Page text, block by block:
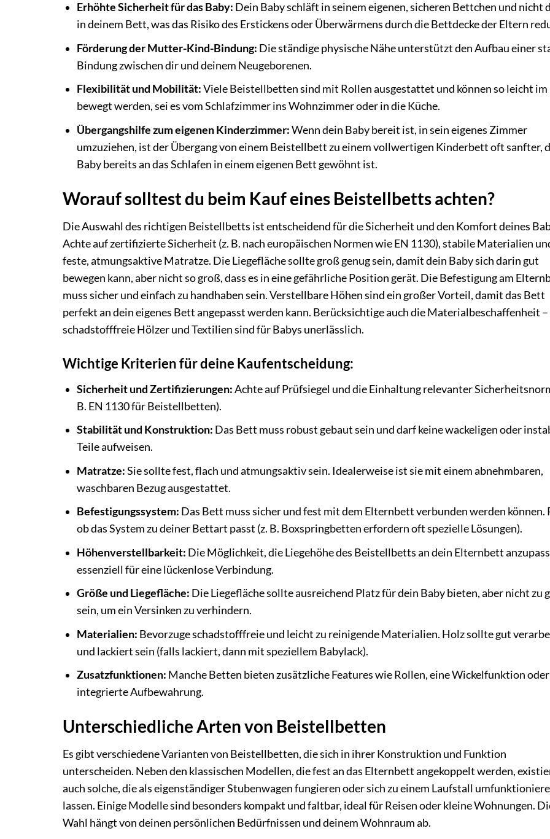
Erhöhte Sicherheit für das Baby: Dein Baby schläft in seinem eigenen, sicheren Bettchen und nicht
in deinem Bett, was das Risiko des Erstickens oder Überwärmens durch die Bettdecke der Eltern
Förderung der Mutter-Kind-Bindung: Die ständige physische Nähe unterstützt den Aufbau einer
Bindung zwischen dir und deinem Neugeborenen.
Flexibilität und Mobilität:Viele Beistellbetten sind mit Rollen ausgestattet und können so leicht im
bewegt werden, sei es vom Schlafzimmer ins Wohnzimmer oder in die Küche.
Übergangshilfe zum eigenen Kinderzimmer:Wenn dein Baby bereit ist, in sein eigenes Zimmer
umzuziehen, ist der Übergang von einem Beistellbett zu einem vollwertigen Kinderbett oft sanfter,
Baby bereits an das Schlafen in einem eigenen Bett gewöhnt ist.
Worauf solltest du beim Kauf eines Beistellbetts achten?
Die Auswahl des richtigen Beistellbetts ist entscheidend für die Sicherheit und den Komfort deines
Achte auf zertifizierte Sicherheit (z. B. nach europäischen Normen wie EN 1130), stabile Materialien
feste, atmungsaktive Matratze. Die Liegefläche sollte groß genug sein, damit dein Baby sich darin gut
bewegen kann, aber nicht so groß, dass es in eine gefährliche Position gerät. Die Befestigung am
muss sicher und einfach zu handhaben sein. Verstellbare Höhen sind ein großer Vorteil, damit das Bett
perfekt an dein eigenes Bett angepasst werden kann. Berücksichtige auch die Materialbeschaffenheit –
schadstofffreie Hölzer und Textilien sind für Babys unerlässlich.
Wichtige Kriterien für deine Kaufentscheidung:
Sicherheit und Zertifizierungen:Achte auf Prüfsiegel und die Einhaltung relevanter
B. EN 1130 für Beistellbetten).
Stabilität und Konstruktion: Das Bett muss robust gebaut sein und darf keine wackeligen oder
Teile aufweisen.
Matratze:Sie sollte fest, flach und atmungsaktiv sein. Idealerweise ist sie mit einem abnehmbaren,
waschbaren Bezug ausgestattet.
Befestigungssystem: Das Bett muss sicher und fest mit dem Elternbett verbunden werden können.
ob das System zu deiner Bettart passt (z. B. Boxspringbetten erfordern oft spezielle Lösungen).
Höhenverstellbarkeit: Die Möglichkeit, die Liegehöhe des Beistellbetts an dein Elternbett
essenziell für eine lückenlose Verbindung.
Größe und Liegefläche: Die Liegefläche sollte ausreichend Platz für dein Baby bieten, aber nicht zu
sein, um ein Versinken zu verhindern.
Materialien: Bevorzuge schadstofffreie und leicht zu reinigende Materialien. Holz sollte gut
und lackiert sein (falls lackiert, dann mit speziellem Babylack).
Zusatzfunktionen: Manche Betten bieten zusätzliche Features wie Rollen, eine Wickelfunktion
integrierte Aufbewahrung.
Unterschiedliche Arten von Beistellbetten
Es gibt verschiedene Varianten von Beistellbetten, die sich in ihrer Konstruktion und Funktion
unterscheiden. Neben den klassischen Modellen, die fest an das Elternbett angekoppelt werden,
auch solche, die als eigenständiger Stubenwagen fungieren oder sich zu einem Laufstall
lassen. Einige Modelle sind besonders kompakt und faltbar, ideal für Reisen oder kleine Wohnungen.
Wahl hängt von deinen persönlichen Bedürfnissen und deinem Wohnraum ab.